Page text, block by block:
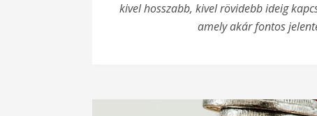
kivel hosszabb, kivel rövidebb ideig
amely akár fontos